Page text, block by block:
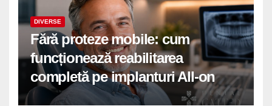
DIVERSE
Fără proteze mobile: cum
funcționează reabilitarea
completă pe implanturi All-on